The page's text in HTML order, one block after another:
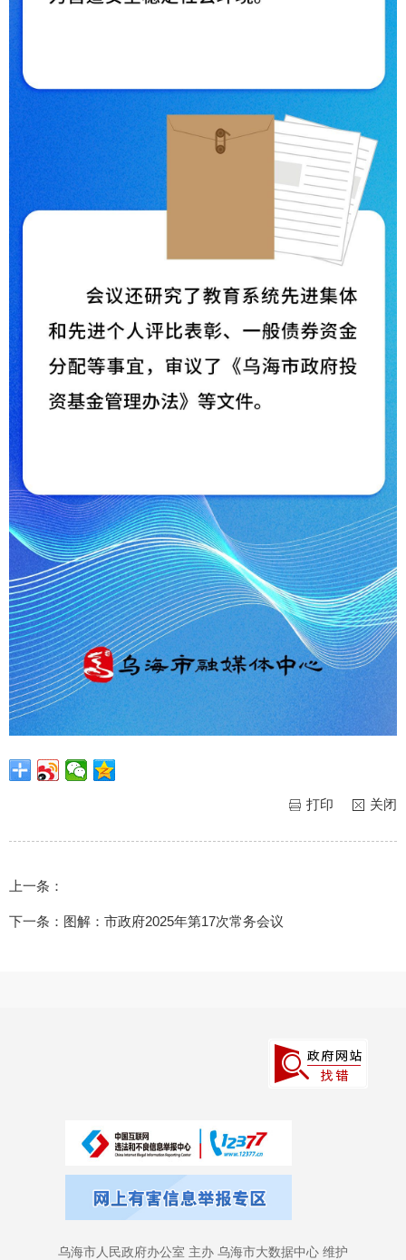
关闭
打印
上一条：
下一条： 图解：市政府2025年第17次常务会议
乌海市人民政府办公室 主办 乌海市大数据中心 维护